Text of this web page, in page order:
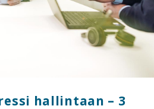
hallintaan – 3